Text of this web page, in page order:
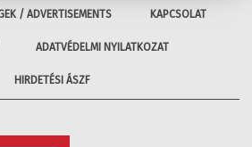
/ ADVERTISEMENTS KAPCSOLAT
ADATVÉDELMI NYILATKOZAT
HIRDETÉSI ÁSZF